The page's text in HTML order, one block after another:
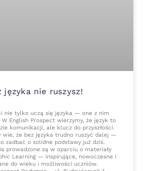
języka nie ruszysz!
nie tylko uczą się języka — one z nim
English Prospect wierzymy, że język to
komunikacji, ale klucz do przyszłości.
wie, że bez języka trudno ruszyć dalej —
zadbać o solidne podstawy już dziś.
prowadzone są w oparciu o materiały
Learning — inspirujące, nowoczesne i
do wieku i możliwości uczniów.